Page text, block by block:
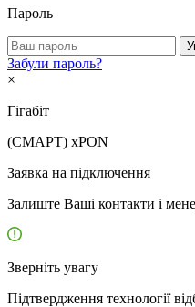
Пароль
Забули пароль?
×
Гігабіт
(СМАРТ) xPON
Заявка на підключення
Залиште Ваші контакти і
Зверніть увагу
Підтвердження технології